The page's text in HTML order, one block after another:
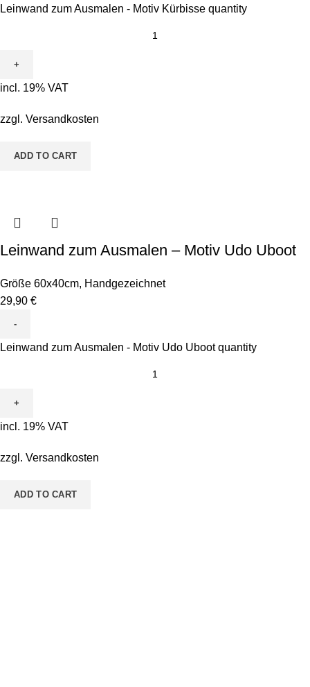
Leinwand zum Ausmalen - Motiv Kürbisse quantity
incl. 19% VAT
zzgl. Versandkosten
ADD TO CART
Leinwand zum Ausmalen – Motiv Udo Uboot
Größe 60x40cm, Handgezeichnet
29,90 €
Leinwand zum Ausmalen - Motiv Udo Uboot quantity
incl. 19% VAT
zzgl. Versandkosten
ADD TO CART